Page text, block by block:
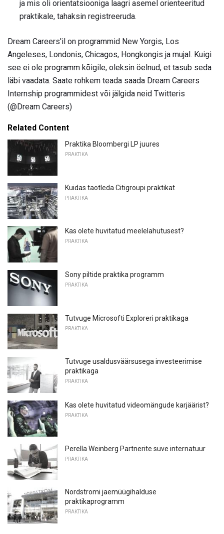
ja mis oli orientatsiooniga laagri asemel orienteeritud
praktikale, tahaksin registreeruda.
Dream Careers'il on programmid New Yorgis, Los
Angeleses, Londonis, Chicagos, Hongkongis ja mujal. Kuigi
see ei ole programm kõigile, oleksin öelnud, et tasub seda
läbi vaadata. Saate rohkem teada saada Dream Careers
Internship programmidest või jälgida neid Twitteris
(@Dream Careers)
Related Content
Praktika Bloombergi LP juures
PRAKTIKA
Kuidas taotleda Citigroupi praktikat
PRAKTIKA
Kas olete huvitatud meelelahutusest?
PRAKTIKA
Sony piltide praktika programm
PRAKTIKA
Tutvuge Microsofti Exploreri praktikaga
PRAKTIKA
Tutvuge usaldusväärsusega investeerimise
praktikaga
PRAKTIKA
Kas olete huvitatud videomängude karjäärist?
PRAKTIKA
Perella Weinberg Partnerite suve internatuur
PRAKTIKA
Nordstromi jaemüügihalduse
praktikaprogramm
PRAKTIKA